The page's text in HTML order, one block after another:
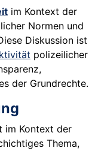
im Kontext der
Normen und
Diskussion ist
polizeilicher
der Grundrechte.
im Kontext der
Thema,